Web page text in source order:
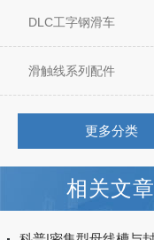
DLC工字钢滑车
滑触线系列配件
更多分类
相关文章